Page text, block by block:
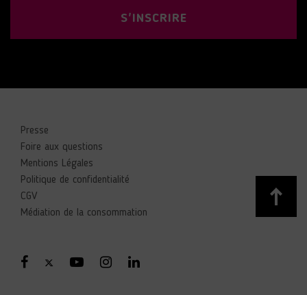
S'INSCRIRE
Presse
Foire aux questions
Mentions Légales
Politique de confidentialité
CGV
Médiation de la consommation